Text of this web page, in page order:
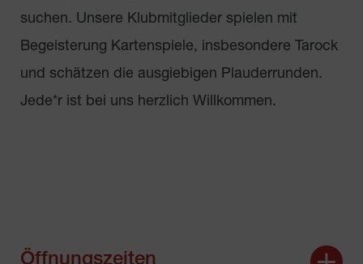
suchen. Unsere Klubmitglieder spielen mit
Begeisterung Kartenspiele, insbesondere Tarock
und schätzen die ausgiebigen Plauderrunden.
Jede*r ist bei uns herzlich Willkommen.